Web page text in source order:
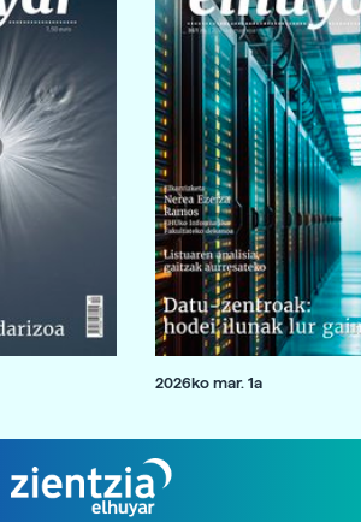
2026ko mar. 1a